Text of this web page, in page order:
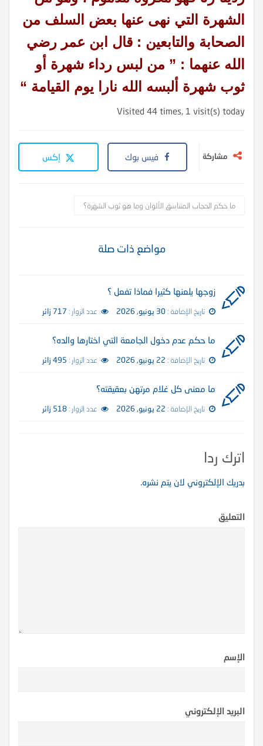
الشهرة التي نهى عنها بعض السلف من
الصحابة والتابعين : قال ابن عمر رضي
الله عنهما : ” من لبس رداء شهرة أو
ثوب شهرة ألبسه الله نارا يوم القيامة “
Visited 44 times, 1 visit(s) today
مشاركة فيس بوك إكس
ما حكم الحجاب المتناسق الألوان وما هو ثوب الشهرة؟
مواضع ذات صلة
زوجها يلعنها كثيرا فماذا تفعل ؟
تاريخ الإضافة :30 يونيو, 2026 عدد الزوار : 717 زائر
ما حكم عدم دخول الجامعة التي اختارها والده؟
تاريخ الإضافة : 22 يونيو, 2026 عدد الزوار : 495 زائر
ما معنى كل غلام مرتهن بعقيقته؟
تاريخ الإضافة : 22 يونيو, 2026 عدد الزوار :518 زائر
اترك ردا
بدريك الإلكتروني لان يتم نشره.
التعليق
الإسم
البريد الإلكتروني